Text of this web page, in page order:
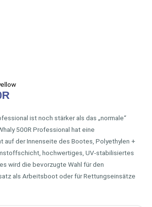
ist noch stärker als das „normale“
500R Professional hat eine
auf der Innenseite des Bootes, Polyethylen +
hochwertiges, UV-stabilisiertes
wird die bevorzugte Wahl für den
als Arbeitsboot oder für Rettungseinsätze